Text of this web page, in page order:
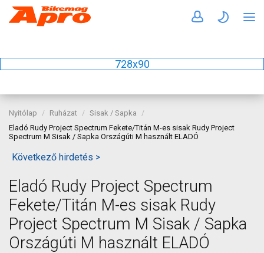
728x90
Nyitólap Ruházat
Sisak / Sapka
Eladó Rudy Project Spectrum Fekete/Titán M-es sisak Rudy Project
Spectrum M Sisak / Sapka Országúti M használt ELADÓ
Következő hirdetés >
Eladó Rudy Project Spectrum
Fekete/Titán M-es sisak Rudy
Project Spectrum M Sisak / Sapka
Országúti M használt ELADÓ